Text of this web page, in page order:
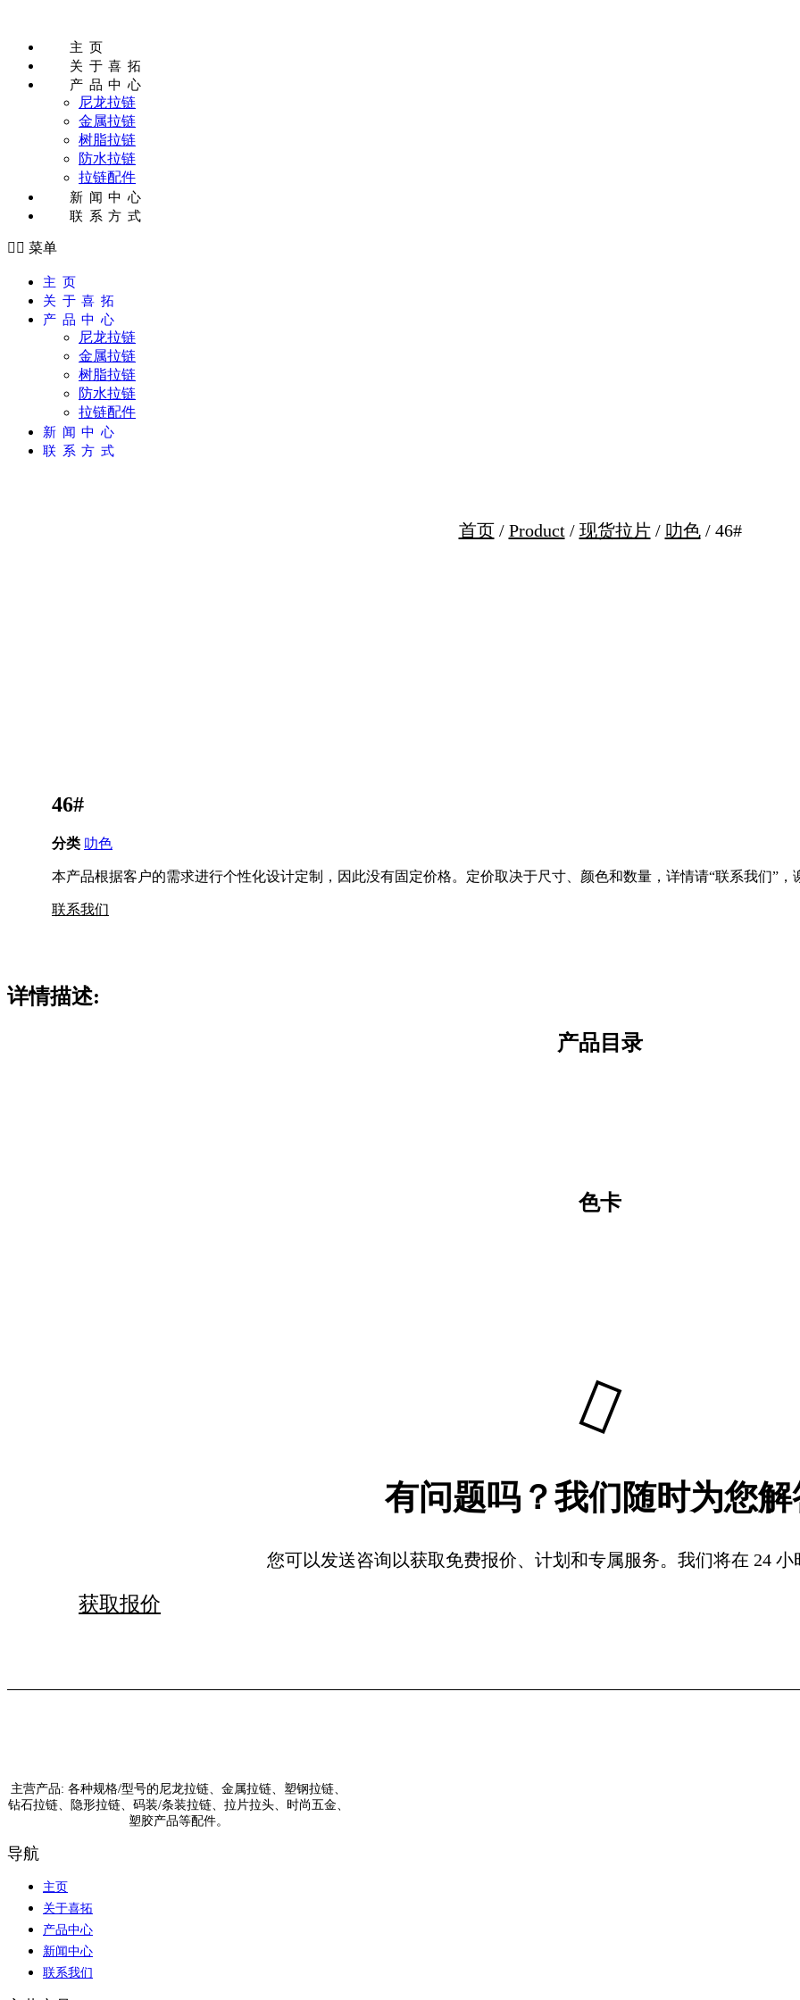
主页
关于喜拓
产品中心
尼龙拉链
金属拉链
树脂拉链
防水拉链
拉链配件
新闻中心
联系方式
菜单
主页
关于喜拓
产品中心
尼龙拉链
金属拉链
树脂拉链
防水拉链
拉链配件
新闻中心
联系方式
首页/ Product/ 现货拉片/ 叻色/ 46#
46#
分类 叻色
本产品根据客户的需求进行个性化设计定制，因此没有固定价格。定价取决于尺寸、颜色和数量，详情请“联系我们”，
联系我们
详情描述:
产品目录
色卡
有问题吗？我们随时为您
您可以发送咨询以获取免费报价、计划和专属服务。我们将在 24
获取报价
主营产品: 各种规格/型号的尼龙拉链、金属拉链、塑钢拉链、
钻石拉链、隐形拉链、码装/条装拉链、拉片拉头、时尚五金、
塑胶产品等配件。
导航
主页
关于喜拓
产品中心
新闻中心
联系我们